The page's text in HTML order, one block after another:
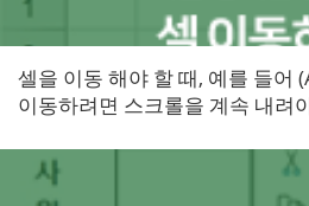
셀을 이동 해야 할 때, 예를 들어
이동하려면 스크롤을 계속 내려
다...